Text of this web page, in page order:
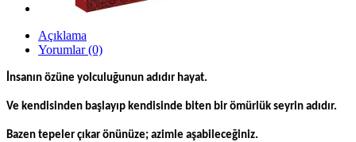
Açıklama
Yorumlar (0)
İnsanın özüne yolculuğunun adıdır hayat.
Ve kendisinden başlayıp kendisinde biten bir ömürlük seyrin adıdır.
Bazen tepeler çıkar önünüze; azimle aşabileceğiniz.